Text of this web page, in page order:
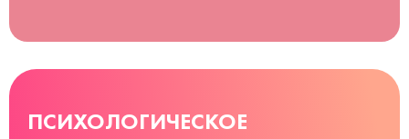
ПСИХОЛОГИЧЕСКОЕ